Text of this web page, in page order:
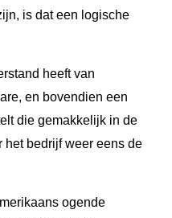
is dat een logische
heeft van
en bovendien een
die gemakkelijk in de
het bedrijf weer eens de
ogende